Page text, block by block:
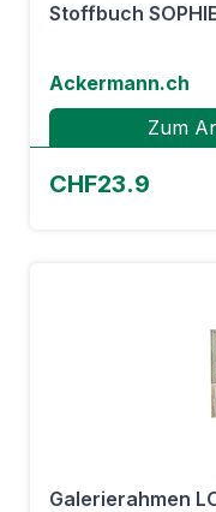
Stoffbuch
Ackermann.ch
Zum
CHF23.9
Galerierahmen